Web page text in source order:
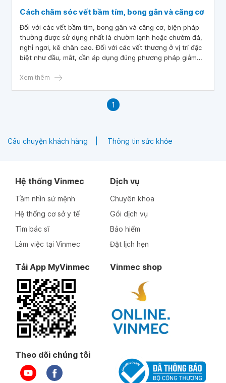
Cách chăm sóc vết bầm tím, bong gân và căng cơ
Đối với các vết bầm tím, bong gân và căng cơ, biện pháp
thường được sử dụng nhất là chườm lạnh hoặc chườm đá,
nghỉ ngơi, kê chân cao. Đối với các vết thương ở vị trí đặc
biệt như đầu, mắt, cần áp dụng đúng phương pháp giảm
Xem thêm
1
Câu chuyện khách hàng Thông tin sức khỏe
Hệ thống Vinmec
Tầm nhìn sứ mệnh
Hệ thống cơ sở y tế
Tìm bác sĩ
Làm việc tại Vinmec
Dịch vụ
Chuyên khoa
Gói dịch vụ
Bảo hiểm
Đặt lịch hẹn
Tải App MyVinmec Vinmec shop
Theo dõi chúng tôi